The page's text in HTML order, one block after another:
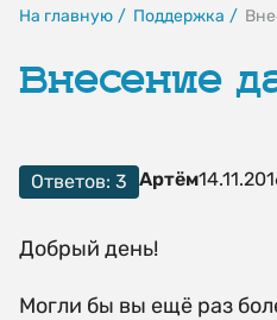
На главную Поддержка
Внесение
Ответов: 3 Артём
Добрый день!
Могли бы вы ещё раз